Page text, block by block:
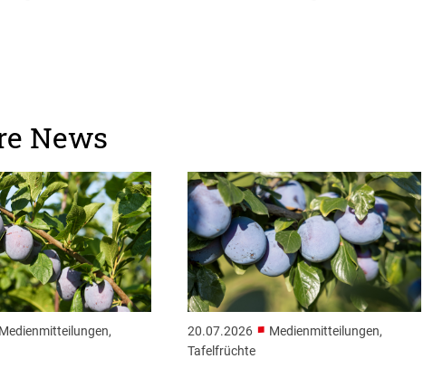
News
Medienmitteilungen,
20.07.2026 ■ Medienmitteilungen,
Tafelfrüchte